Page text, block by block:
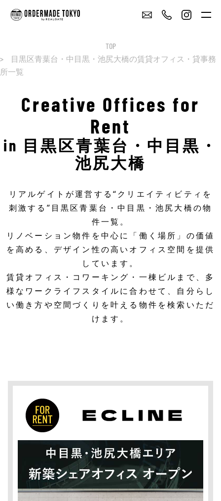
TOP
目黒区青葉台・中目黒・池尻大橋の賃貸オフィス・貸事務
所一覧
Creative Offices for
Rent
in 目黒区青葉台・中目黒・
池尻大橋
リアルゲイトが運営する“クリエイティビティを
刺激する”目黒区青葉台・中目黒・池尻大橋の物
件一覧。
リノベーション物件を中心に「働く場所」の価値
を高める、デザイン性の高いオフィス空間を提供
しています。
賃貸オフィス・コワーキング・一棟ビルまで、多
様なワークライフスタイルに合わせて、自分らし
い働き方や空間づくりを叶える物件を検索いただ
けます。